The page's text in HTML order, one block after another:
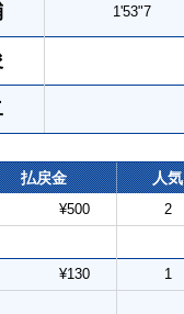
1'53"7
払戻金 人気
¥500 2
¥130 1